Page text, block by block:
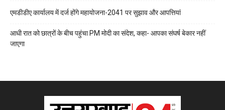
एमडीडीए कार्यालय में दर्ज होंगे महायोजना-2041 पर सुझाव और आपत्तियां
आधी रात को छात्रों के बीच पहुंचा PM मोदी का संदेश, कहा- आपका संघर्ष बेकार नहीं
जाएगा